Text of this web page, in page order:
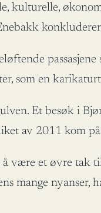
kulturelle,
som en
Et besøk i
av 2011 kom
være et øvre tak
mange